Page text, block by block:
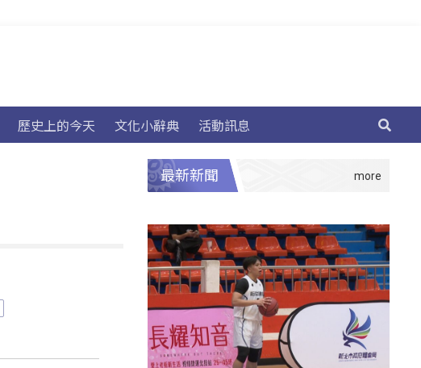
歷史上的今天 文化小辭典 活動訊息
最新新聞